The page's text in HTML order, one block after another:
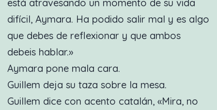
está atravesando un momento de su vida
difícil, Aymara. Ha podido salir mal y es algo
que debes de reflexionar y que ambos
debeis hablar.»
Aymara pone mala cara.
Guillem deja su taza sobre la mesa.
Guillem dice con acento catalán, «Mira, no